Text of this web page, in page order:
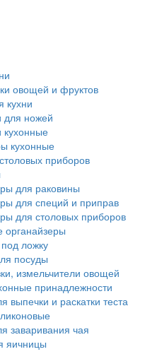
овощей и фруктов
кухни
для ножей
кухонные
кухонные
приборов
для раковины
для специй и приправ
для столовых приборов
органайзеры
ложку
посуды
измельчители овощей
принадлежности
выпечки и раскатки теста
заваривания чая
яичницы